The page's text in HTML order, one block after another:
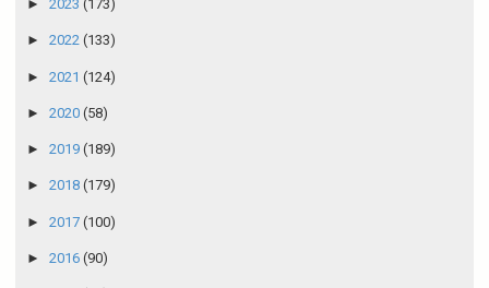
► 2023 (173)
► 2022 (133)
► 2021 (124)
► 2020 (58)
► 2019 (189)
► 2018 (179)
► 2017 (100)
► 2016 (90)